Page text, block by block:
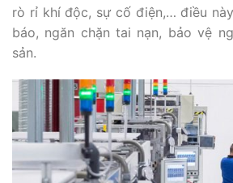
rò rỉ khí độc, sự cố điện,… điều
báo, ngăn chặn tai nạn, bảo vệ
sản.